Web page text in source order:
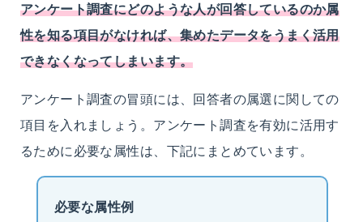
アンケート調査にどのような人が回答しているのか属
性を知る項目がなければ、集めたデータをうまく活用
できなくなってしまいます。
アンケート調査の冒頭には、回答者の属選に関しての
項目を入れましょう。アンケート調査を有効に活用す
るために必要な属性は、下記にまとめています。
必要な属性例